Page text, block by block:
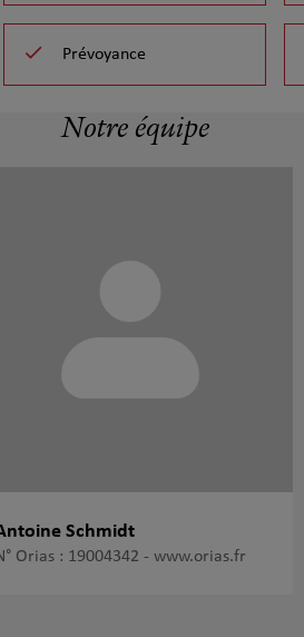
Prévoyance
Notre équipe
Schmidt
Orias : 19004342 - www.orias.fr